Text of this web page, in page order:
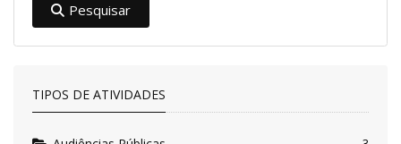
Pesquisar
TIPOS DE ATIVIDADES